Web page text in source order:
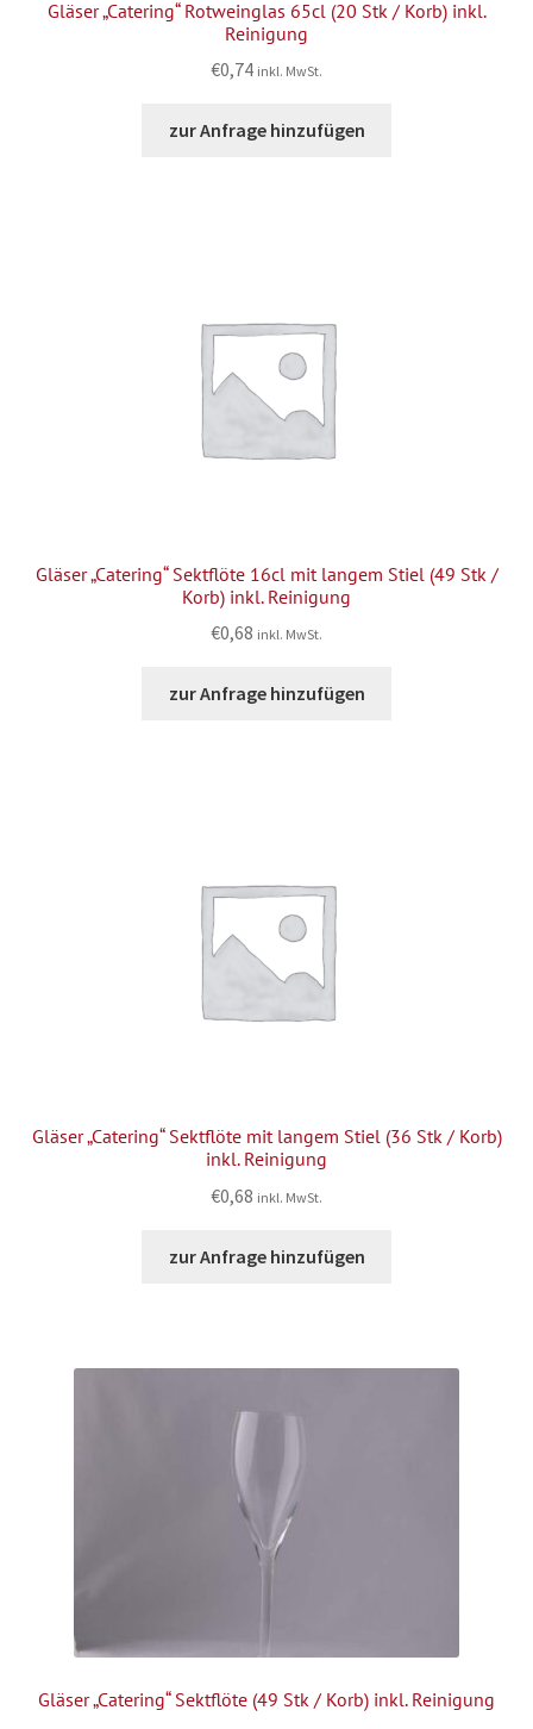
Gläser „Catering“ Rotweinglas 65cl (20 Stk / Korb) inkl.
Reinigung
€0,74 inkl. MwSt.
zur Anfrage hinzufügen
Gläser „Catering“ Sektflöte 16cl mit langem Stiel (49 Stk /
Korb) inkl. Reinigung
€0,68 inkl. MwSt.
zur Anfrage hinzufügen
Gläser „Catering“ Sektflöte mit langem Stiel (36 Stk / Korb)
inkl. Reinigung
€0,68 inkl. MwSt.
zur Anfrage hinzufügen
Gläser „Catering“ Sektflöte (49 Stk / Korb) inkl. Reinigung